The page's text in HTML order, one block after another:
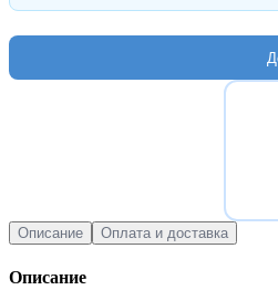
Описание Оплата и доставка
Описание